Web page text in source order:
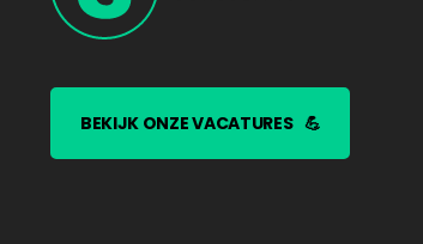
BEKIJK ONZE VACATURES 💪